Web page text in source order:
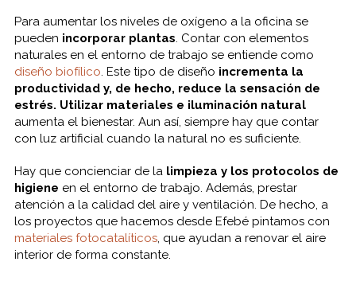
Para aumentar los niveles de oxígeno a la oficina se
pueden incorporar plantas. Contar con elementos
naturales en el entorno de trabajo se entiende como
diseño biofílico. Este tipo de diseño incrementa la
productividad y, de hecho, reduce la sensación de
estrés. Utilizar materiales e iluminación natural
aumenta el bienestar. Aun así, siempre hay que contar
con luz artificial cuando la natural no es suficiente.
Hay que concienciar de la limpieza y los protocolos de
higiene en el entorno de trabajo. Además, prestar
atención a la calidad del aire y ventilación. De hecho, a
los proyectos que hacemos desde Efebé pintamos con
materiales fotocatalíticos, que ayudan a renovar el aire
interior de forma constante.